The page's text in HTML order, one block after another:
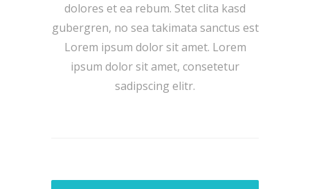
dolores et ea rebum. Stet clita kasd
gubergren, no sea takimata sanctus est
Lorem ipsum dolor sit amet. Lorem
ipsum dolor sit amet, consetetur
sadipscing elitr.